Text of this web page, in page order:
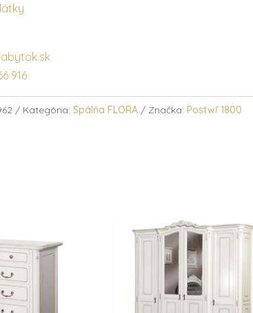
916
Kategória:Spálňa FLORA Značka:Postwľ 1800